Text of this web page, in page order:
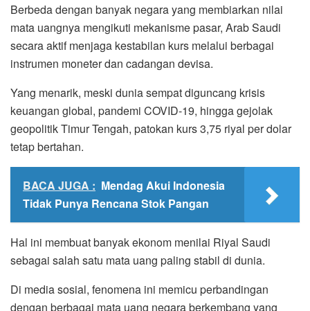
Berbeda dengan banyak negara yang membiarkan nilai
mata uangnya mengikuti mekanisme pasar, Arab Saudi
secara aktif menjaga kestabilan kurs melalui berbagai
instrumen moneter dan cadangan devisa.
Yang menarik, meski dunia sempat diguncang krisis
keuangan global, pandemi COVID-19, hingga gejolak
geopolitik Timur Tengah, patokan kurs 3,75 riyal per dolar
tetap bertahan.
BACA JUGA : Mendag Akui Indonesia
Tidak Punya Rencana Stok Pangan
Hal ini membuat banyak ekonom menilai Riyal Saudi
sebagai salah satu mata uang paling stabil di dunia.
Di media sosial, fenomena ini memicu perbandingan
dengan berbagai mata uang negara berkembang yang